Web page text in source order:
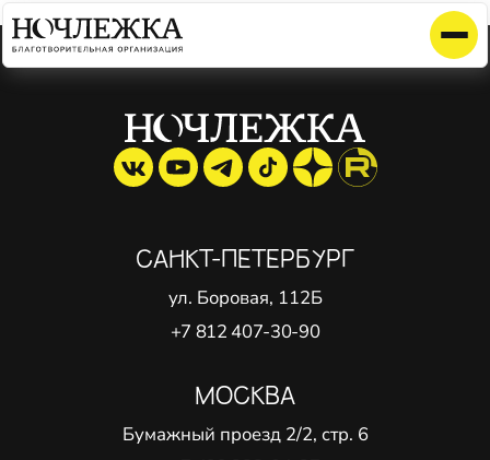
Элемент не найден!
САНКТ-ПЕТЕРБУРГ
ул. Боровая, 112Б
+7 812 407-30-90
МОСКВА
Бумажный проезд 2/2, стр. 6